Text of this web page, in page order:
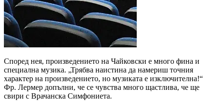
Според нея, произведението на Чайковски е много фина и
специална музика. „Трябва наистина да намериш точния
характер на произведението, но музиката е изключителна!“
Фр. Лермер допълни, че се чувства много щастлива, че ще
свири с Врачанска Симфониета.